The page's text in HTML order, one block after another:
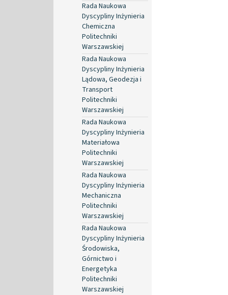
Rada Naukowa
Dyscypliny Inżynieria
Chemiczna
Politechniki
Warszawskiej
Rada Naukowa
Dyscypliny Inżynieria
Lądowa, Geodezja i
Transport
Politechniki
Warszawskiej
Rada Naukowa
Dyscypliny Inżynieria
Materiałowa
Politechniki
Warszawskiej
Rada Naukowa
Dyscypliny Inżynieria
Mechaniczna
Politechniki
Warszawskiej
Rada Naukowa
Dyscypliny Inżynieria
Środowiska,
Górnictwo i
Energetyka
Politechniki
Warszawskiej